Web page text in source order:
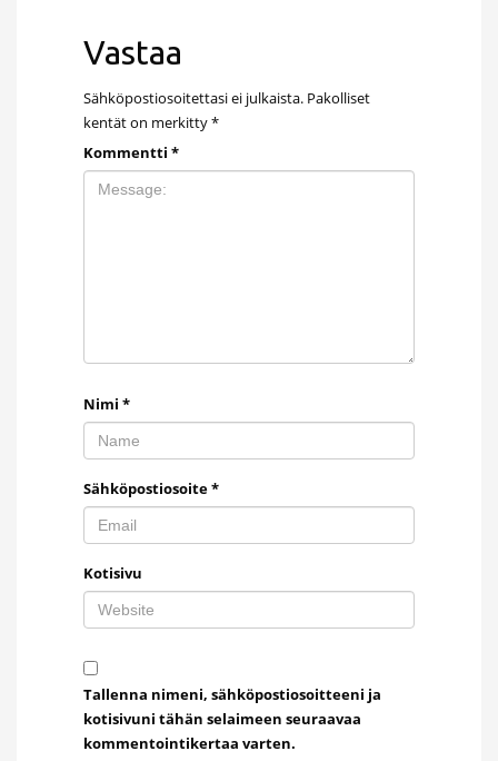
Vastaa
Sähköpostiosoitettasi ei julkaista. Pakolliset
kentät on merkitty*
Kommentti *
Nimi *
Sähköpostiosoite*
Kotisivu
Tallenna nimeni, sähköpostiosoitteeni ja
kotisivuni tähän selaimeen seuraavaa
kommentointikertaa varten.